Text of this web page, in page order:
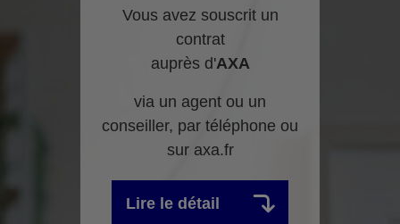
Vous avez souscrit un
contrat
auprès d'AXA
via un agent ou un
conseiller, par téléphone ou
sur axa.fr
Lire le détail